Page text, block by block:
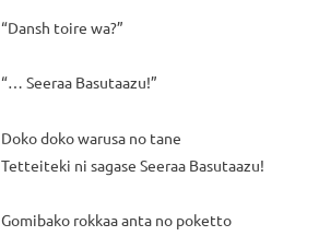
“Dansh toire wa?”
“… Seeraa Basutaazu!”
Doko doko warusa no tane
Tetteiteki ni sagase Seeraa Basutaazu!
Gomibako rokkaa anta no poketto